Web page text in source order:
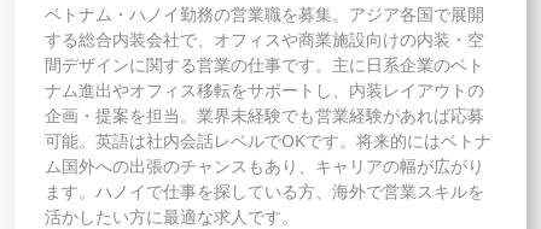
ベトナム・ハノイ勤務の営業職を募集。アジア各国で展開
する総合内装会社で、オフィスや商業施設向けの内装・空
間デザインに関する営業の仕事です。主に日系企業のベト
ナム進出やオフィス移転をサポートし、内装レイアウトの
企画・提案を担当。業界未経験でも営業経験があれば応募
可能。英語は社内会話レベルでOKです。将来的にはベトナ
ム国外への出張のチャンスもあり、キャリアの幅が広がり
ます。ハノイで仕事を探している方、海外で営業スキルを
活かしたい方に最適な求人です。